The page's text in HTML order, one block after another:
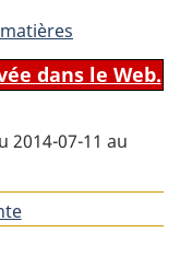
dans le Web.
2014-07-11 au
de